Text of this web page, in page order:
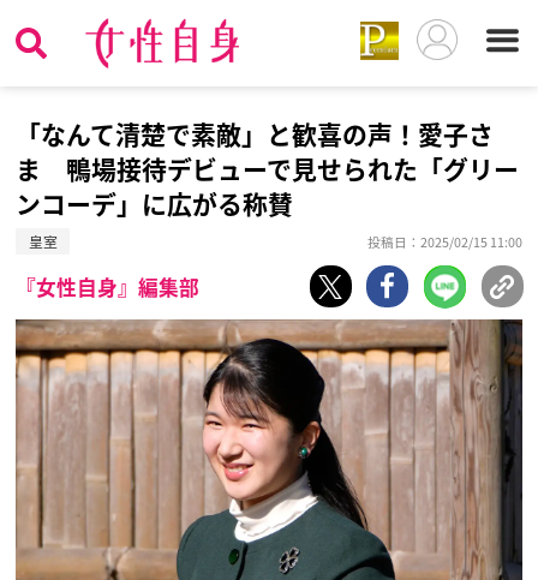
「なんて清楚で素敵」と歓喜の声！愛子さ
ま 鴨場接待デビューで見せられた「グリー
ンコーデ」に広がる称賛
皇室 投稿日：2025/02/15 11:00
『女性自身』編集部